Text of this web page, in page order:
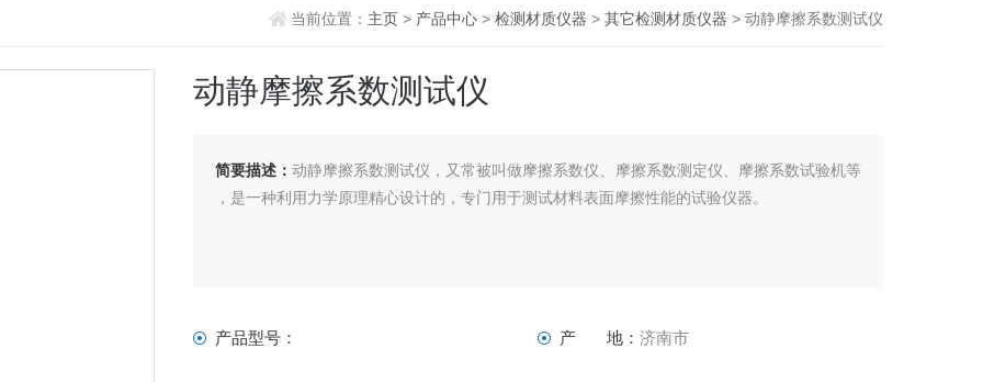
当前位置： 主页 > 产品中心> 检测材质仪器 > 其它检测材质仪器 > 动静摩擦系数测试仪
动静摩擦系数测试仪
简要描述：动静摩擦系数测试仪，又常被叫做摩擦系数仪、摩擦系数测定仪、摩擦系数试验机等
，是一种利用力学原理精心设计的，专门用于测试材料表面摩擦性能的试验仪器。
产品型号： 产 地：济南市